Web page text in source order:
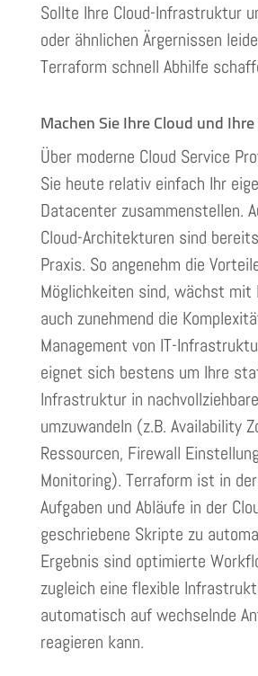
Sollte Ihre Cloud-Infrastruktur
oder ähnlichen Ärgernissen
Terraform schnell Abhilfe
Machen Sie Ihre Cloud und
Über moderne Cloud Service
Sie heute relativ einfach Ihr
Datacenter zusammenstellen.
Cloud-Architekturen sind
Praxis. So angenehm die
Möglichkeiten sind, wächst mit
auch zunehmend die
Management von IT-
eignet sich bestens um Ihre
Infrastruktur in
umzuwandeln (z.B. Availability
Ressourcen, Firewall
Monitoring). Terraform ist in
Aufgaben und Abläufe in der
geschriebene Skripte zu
Ergebnis sind optimierte
zugleich eine flexible
automatisch auf wechselnde
reagieren kann.